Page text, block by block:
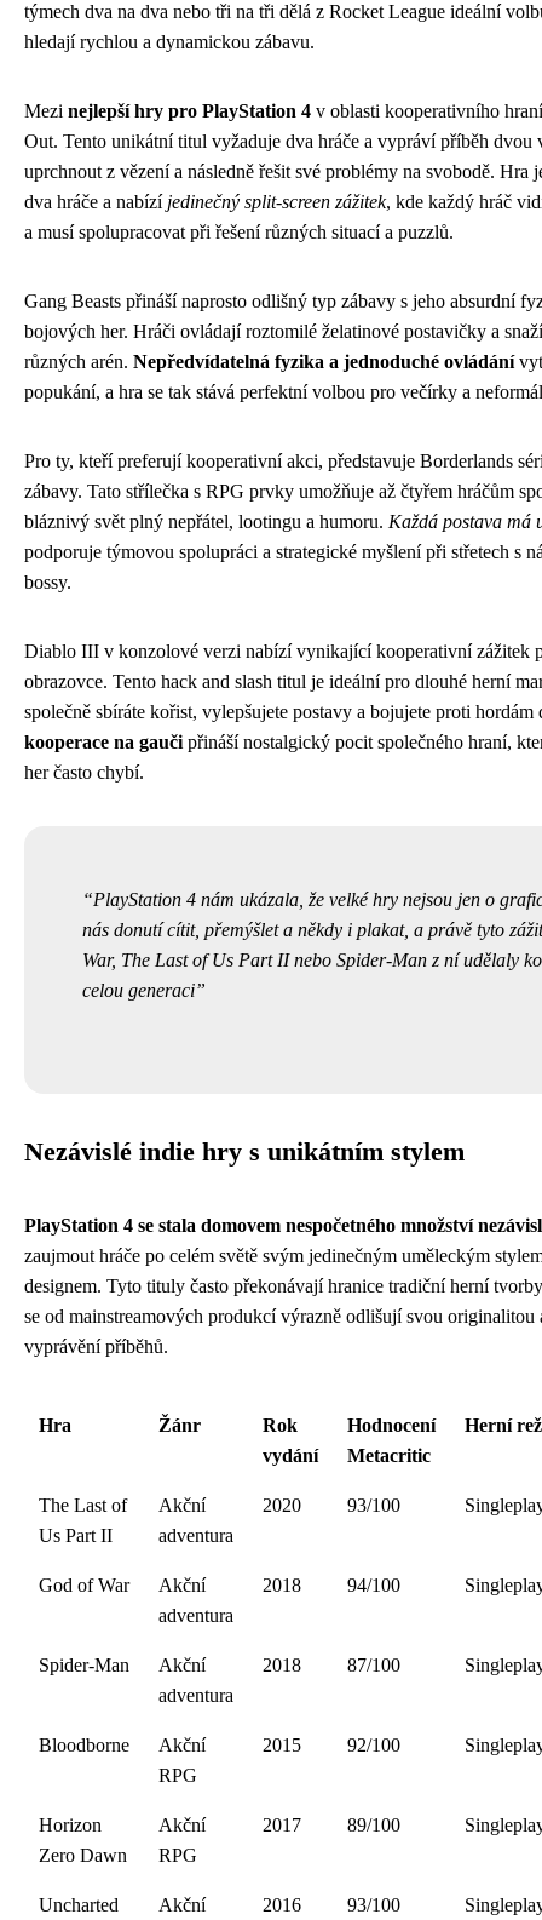
týmech dva na dva nebo tři na tři dělá z Rocket League ideální
hledají rychlou a dynamickou zábavu.
Mezi nejlepší hry pro PlayStation 4 v oblasti kooperativního
Out. Tento unikátní titul vyžaduje dva hráče a vypráví příběh dvou
uprchnout z vězení a následně řešit své problémy na svobodě. Hra
dva hráče a nabízí jedinečný split-screen zážitek, kde každý hráč
a musí spolupracovat při řešení různých situací a puzzlů.
Gang Beasts přináší naprosto odlišný typ zábavy s jeho absurdní
bojových her. Hráči ovládají roztomilé želatinové postavičky a
různých arén. Nepředvídatelná fyzika a jednoduché ovládání
popukání, a hra se tak stává perfektní volbou pro večírky a
Pro ty, kteří preferují kooperativní akci, představuje Borderlands
zábavy. Tato střílečka s RPG prvky umožňuje až čtyřem hráčům
bláznivý svět plný nepřátel, lootingu a humoru. Každá postava má
podporuje týmovou spolupráci a strategické myšlení při střetech s
bossy.
Diablo III v konzolové verzi nabízí vynikající kooperativní zážitek
obrazovce. Tento hack and slash titul je ideální pro dlouhé herní
společně sbíráte kořist, vylepšujete postavy a bojujete proti
kooperace na gauči přináší nostalgický pocit společného hraní,
her často chybí.
PlayStation 4 nám ukázala, že velké hry nejsou jen o
nás donutí cítit, přemýšlet a někdy i plakat, a právě tyto
War, The Last of Us Part II nebo Spider-Man z ní udělaly
celou generaci
Nezávislé indie hry s unikátním stylem
PlayStation 4 se stala domovem nespočetného množství
zaujmout hráče po celém světě svým jedinečným uměleckým
designem. Tyto tituly často překonávají hranice tradiční herní
se od mainstreamových produkcí výrazně odlišují svou originalitou
vyprávění příběhů.
Hra Žánr
Rok
vydání
Hodnocení
Metacritic
Herní
The Last of
Us Part II
Akční
adventura
2020 93/100
God of War
Akční
adventura
2018 94/100
Spider-Man
Akční
adventura
2018 87/100
Bloodborne
Akční
RPG
2015 92/100
Horizon
Zero Dawn
Akční
RPG
2017 89/100
Uncharted Akční 2016 93/100